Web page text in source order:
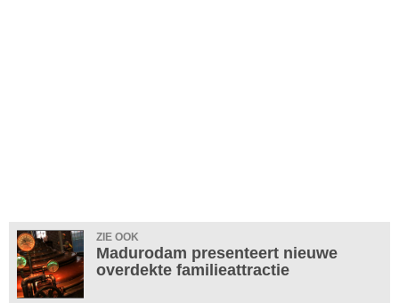
ZIE OOK
Madurodam presenteert nieuwe
overdekte familieattractie